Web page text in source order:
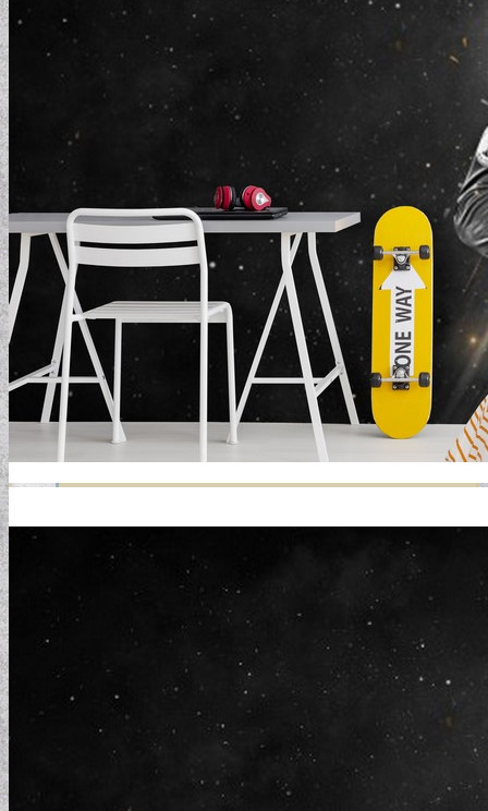
ELEMENTAL COLLECTION
GYERMEKTAPÉTÁK
KONYHA DESIGN TIPP